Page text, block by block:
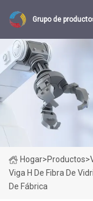
Grupo de
Hogar>Productos>
Viga H De Fibra De
De Fábrica